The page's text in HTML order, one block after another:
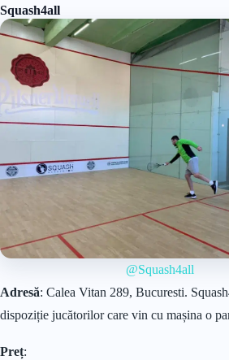
Squash4all
@Squash4all
Adresă: Calea Vitan 289, Bucuresti‎.
dispoziție jucătorilor care vin cu mașina o
Preț: